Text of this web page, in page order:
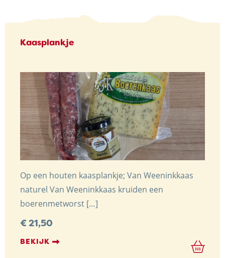
NACHRICHTEN UND AKTUELLES
KONTAKT
Hofkäserei Weenink
Elmersweg 3
7137 HG Lievelde
Niederlande
+31 (0)544 37 14 46
info@kaasboerderijweenink.nl
Kaasplankje
Op een houten kaasplankje; Van Weeninkkaas
naturel Van Weeninkkaas kruiden een
boerenmetworst […]
€21,50
BEKIJK